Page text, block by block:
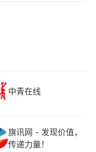
中青在线
旗讯网 - 发现价值，
传递力量！